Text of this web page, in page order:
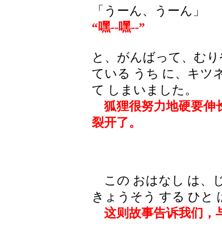
「うーん、うーん」
“嘿--嘿--”
と、がんばって、む
ている うち に、キツ
て しまいました。
狐狸很努力地硬要伸
裂开了。
この おはなし は、
きょうそう する ひと
这则故事告诉我们，